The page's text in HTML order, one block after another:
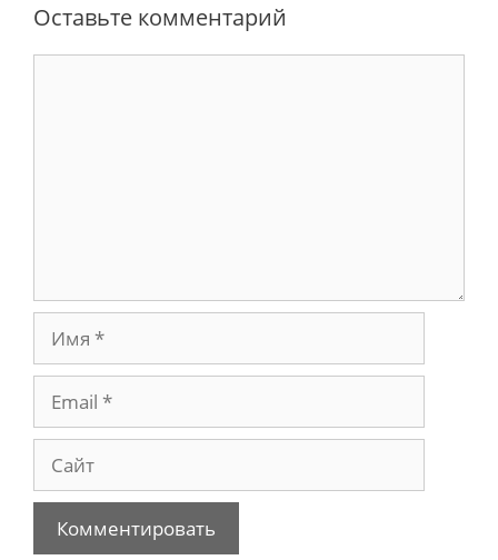
Оставьте комментарий